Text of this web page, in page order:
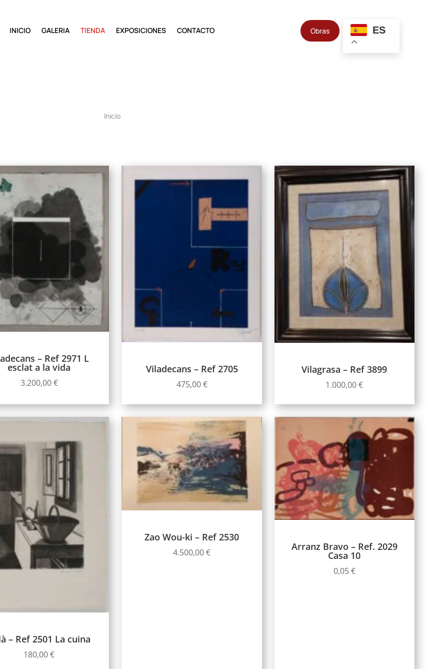
INICIO GALERIA TIENDA EXPOSICIONES CONTACTO Obras ES
Inicio
– Ref 2971 L
esclat a la vida
3.200,00€
Viladecans – Ref 2705
475,00€
Vilagrasa – Ref 3899
1.000,00€
– Ref 2501 La cuina
180,00€
Zao Wou-ki – Ref 2530
4.500,00€
Arranz Bravo – Ref. 2029
Casa 10
0,05€